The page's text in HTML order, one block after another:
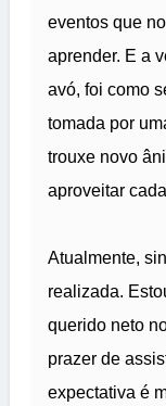
eventos que
aprender. E a
avó, foi como
tomada por
trouxe novo
aproveitar
Atualmente,
realizada.
querido neto
prazer de
expectativa é